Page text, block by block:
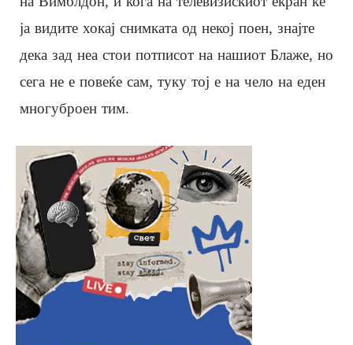
ја видите хокај снимката од некој поен, знајте
дека зад неа стои потписот на нашиот Блаже, но
сега не е повеќе сам, туку тој е на чело на еден
многуброен тим.